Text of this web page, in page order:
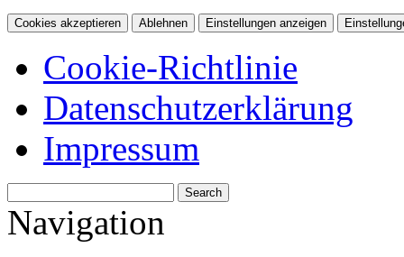
Cookies akzeptieren Ablehnen Einstellungen anzeigen
Cookie-Richtlinie
Datenschutzerklärung
Impressum
Navigation